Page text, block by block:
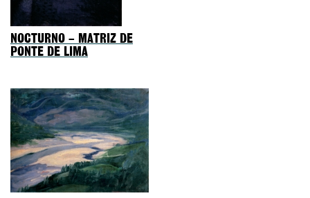
NOCTURNO – MATRIZ DE
PONTE DE LIMA